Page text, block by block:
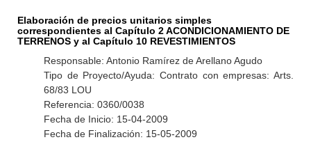
Elaboración de precios unitarios simples
correspondientes al Capítulo 2 ACONDICIONAMIENTO DE
TERRENOS y al Capítulo 10 REVESTIMIENTOS
Responsable: Antonio Ramírez de Arellano Agudo
Tipo de Proyecto/Ayuda: Contrato con empresas: Arts.
68/83 LOU
Referencia: 0360/0038
Fecha de Inicio: 15-04-2009
Fecha de Finalización: 15-05-2009